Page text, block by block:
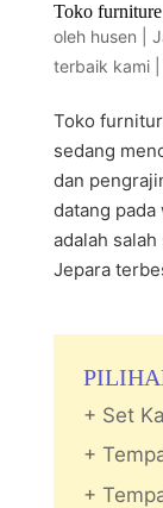
Toko
oleh husen
terbaik kami|
Toko
sedang
dan
datang pada
adalah
Jepara
+ Set
+
+